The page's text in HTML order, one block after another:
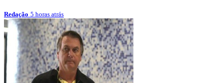
Redação 5 horas atrás